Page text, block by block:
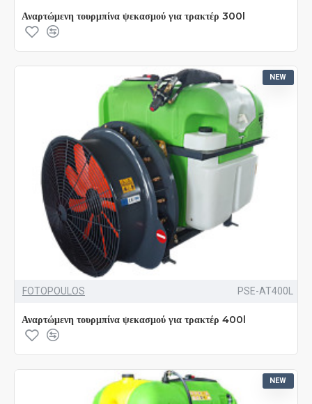
Αναρτώμενη τουρμπίνα ψεκασμού για τρακτέρ 300l
NEW
FOTOPOULOS PSE-AT400L
Αναρτώμενη τουρμπίνα ψεκασμού για τρακτέρ 400l
NEW